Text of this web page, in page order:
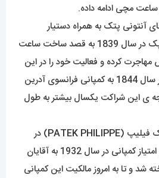
ساعت مچی ادامه داده.
آنتونی پتک به همراه دستیار
لهستانی خود، فرانچس زاپک در سال 1839 به قصد ساخت ساعت
کرده و فعالیت خود را در این
کشور آغاز کردند. این دو در سال 1844 به کمپانی فرانسوی آدرین
ی این شراکت یکسال بیشتر به طول
فیلیپ (PATEK PHILIPPE) در
سال 1851 انجام شد ولی امتیاز کمپانی در سال 1932 به آقایان
شد و تا به امروز مالکیت این کمپانی